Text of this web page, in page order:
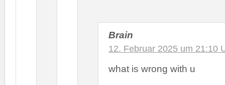
Brain
12. Februar 2025 um 21:10
what is wrong with u